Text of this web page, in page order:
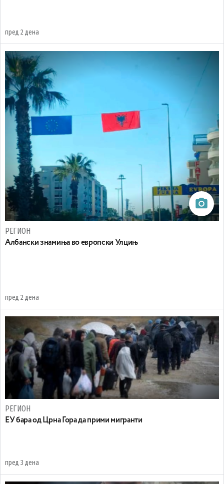
пред 2 дена
РЕГИОН
Aлбански знамиња во европски Улцињ
пред 2 дена
РЕГИОН
EУ бара од Црна Гора да прими мигранти
пред 3 дена